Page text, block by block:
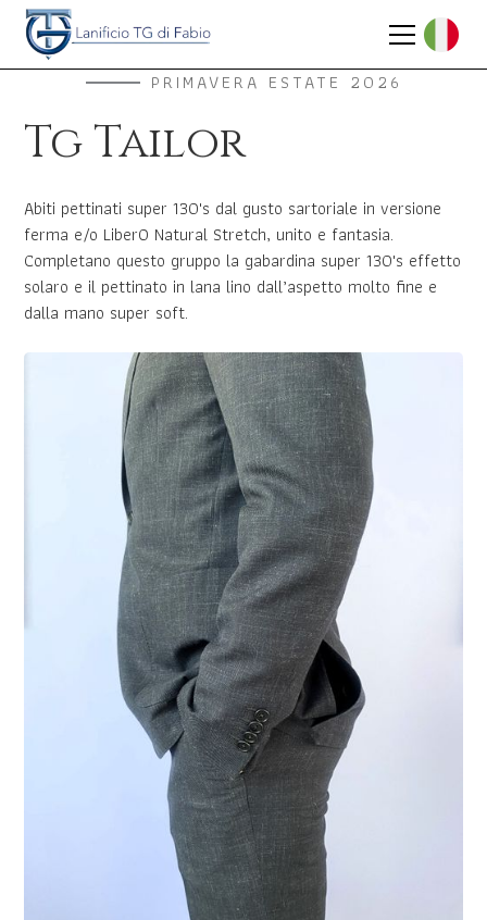
PRIMAVERA ESTATE 2026
Tg Tailor
Abiti pettinati super 130's dal gusto sartoriale in versione
ferma e/o LiberO Natural Stretch, unito e fantasia.
Completano questo gruppo la gabardina super 130's effetto
solaro e il pettinato in lana lino dall’aspetto molto fine e
dalla mano super soft.